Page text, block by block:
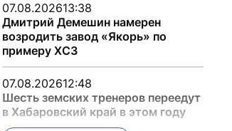
07.08.202613:38
Дмитрий Демешин намерен
возродить завод «Якорь» по
примеру ХСЗ
07.08.202612:48
Шесть земских тренеров переедут
в Хабаровский край в этом году